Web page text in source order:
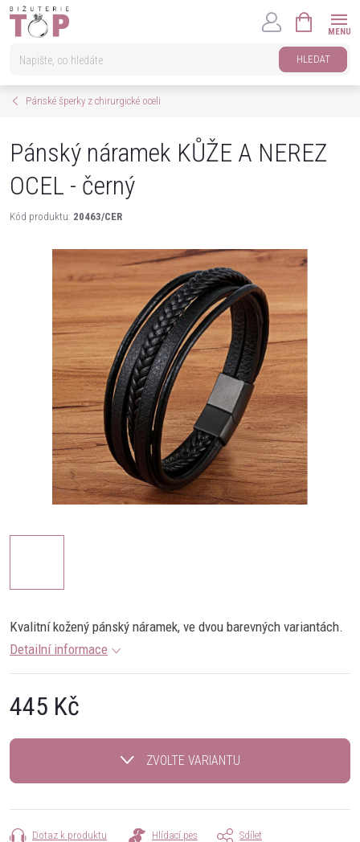
Přejít
HLEDAT
KOŠÍK
Pánské šperky z chirurgické oceli
Pánský náramek KŮŽE A NEREZ
OCEL - černý
Kód produktu: 20463/CER
Kvalitní kožený pánský náramek, ve dvou barevných variantách.
Detailní informace
445 Kč
cena:
ZVOLTE VARIANTU
Dotaz k produktu Hlídací pes Sdílet